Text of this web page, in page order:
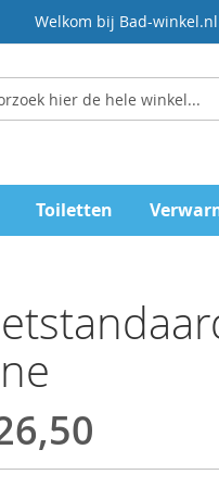
Welkom bij Bad-
Toiletten